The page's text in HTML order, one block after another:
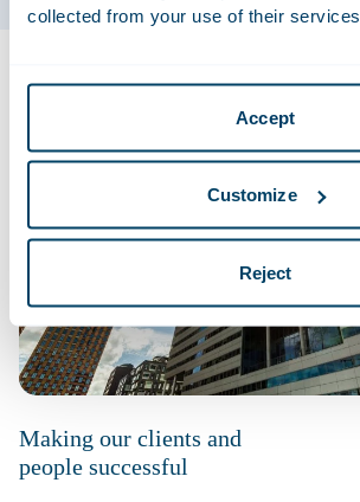
collected from your use of their services.
Accept
Customize
Reject
Making our clients and
people successful